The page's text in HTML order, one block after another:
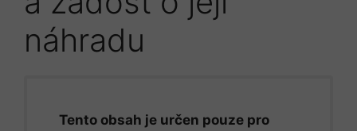
náhradu
Tento obsah je určen pouze pro